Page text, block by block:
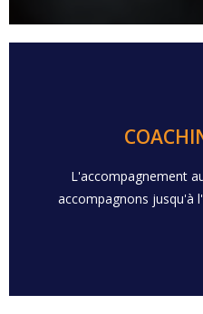
L'accompagnement
accompagnons jusqu'à
- Prise de recul -